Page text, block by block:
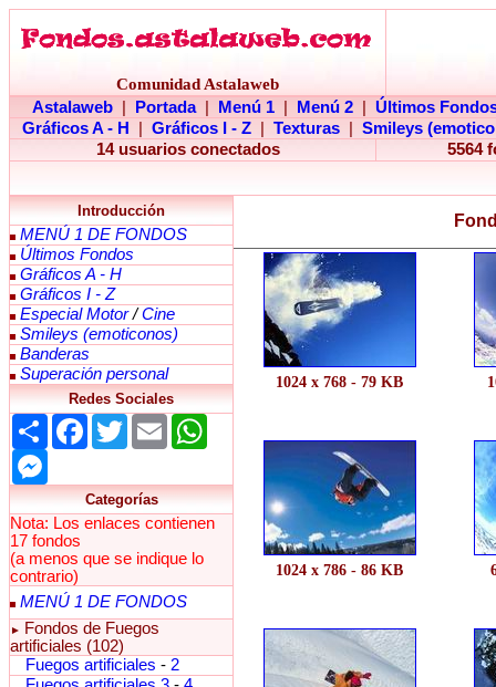
Comunidad Astalaweb
Astalaweb
Portada Menú 1 Menú 2
Últimos
Gráficos A - H
Gráficos I - Z Texturas
Smileys
14 usuarios conectados
5564
Introducción
MENÚ 1 DE FONDOS
Últimos Fondos
Gráficos A - H
Gráficos I - Z
Especial Motor/Cine
Smileys (emoticonos)
Banderas
Superación personal
Redes Sociales
Share Facebook
TwitterEmail
Categorías
Nota: Los enlaces contienen
17 fondos
(a menos que se indique lo
contrario)
MENÚ 1 DE FONDOS
►
Fondos de Fuegos
artificiales (102)
Fuegos artificiales - 2
1024 x 768 - 79 KB
1024 x 786 - 86 KB